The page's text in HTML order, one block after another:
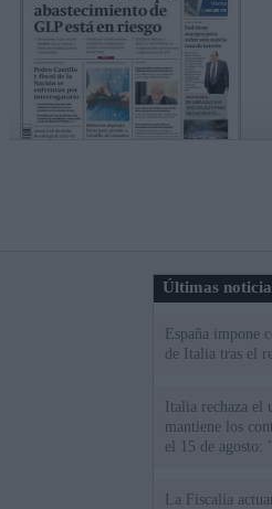
Últimas
España impone
de Italia tras el
Italia rechaza
mantiene los
el 15 de agosto:
La Fiscalía